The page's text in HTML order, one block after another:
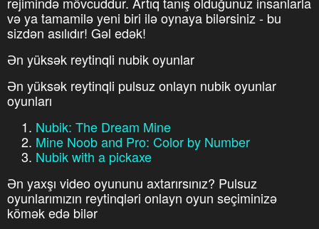
və ya tamamilə yeni biri ilə oynaya bilərsiniz - bu
sizdən asılıdır! Gəl edək!
Ən yüksək reytinqli nubik oyunlar
Ən yüksək reytinqli pulsuz onlayn nubik oyunlar
oyunları
Nubik: The Dream Mine
Mine Noob and Pro: Color by Number
Nubik with a pickaxe
Ən yaxşı video oyununu axtarırsınız? Pulsuz
oyunlarımızın reytinqləri onlayn oyun seçiminizə
kömək edə bilər